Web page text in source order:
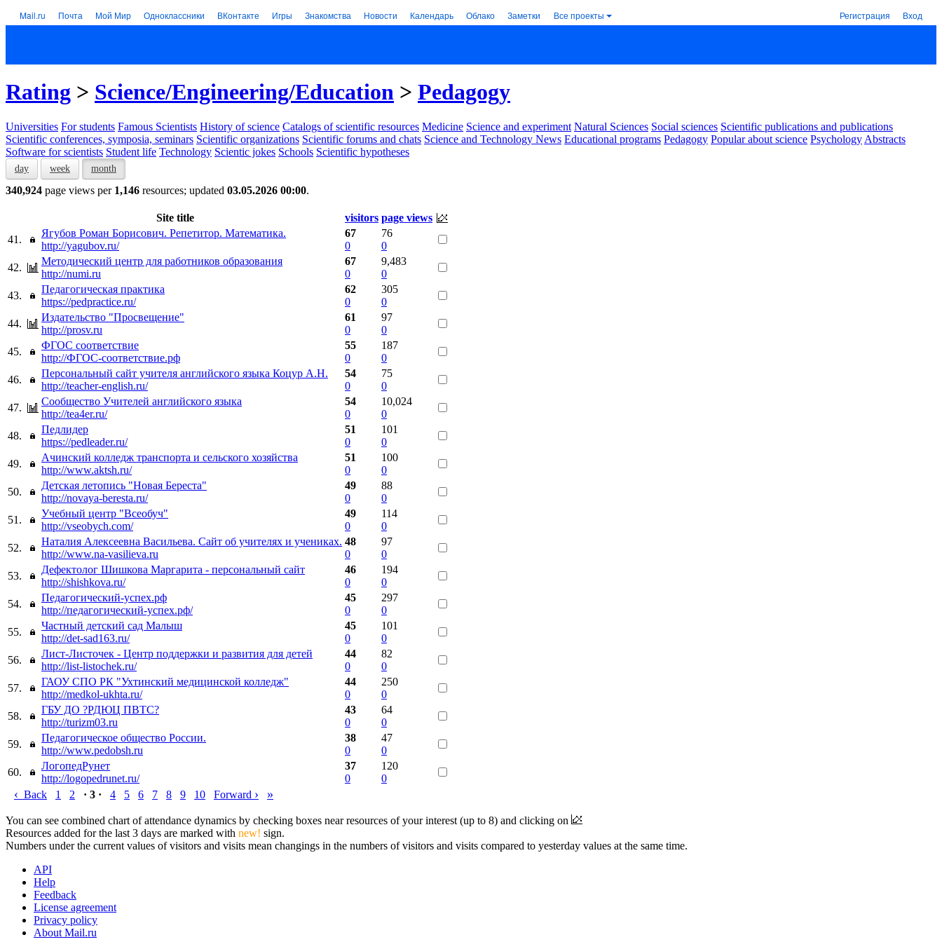
Mail.ru Почта Мой Мир Одноклассники ВКонтакте Игры Знакомства Новости Календарь Облако Заметки Все проекты Регистрация Вход
Rating > Science/Engineering/Education > Pedagogy
Universities For students Famous Scientists History of science Catalogs of scientific resources Medicine Science and experiment Natural Sciences Social sciences Scientific publications and publications
Scientific conferences, symposia, seminars Scientific organizations Scientific forums and chats Science and Technology News Educational programs Pedagogy Popular about science Psychology Abstracts
Software for scientists Student life Technology Scientic jokes Schools Scientific hypotheses
day week month
340,924 page views per 1,146 resources; updated 03.05.2026 00:00.
Site title visitors page views
41.
Ягубов Роман Борисович. Репетитор. Математика.
http://yagubov.ru/
67
0
76
0
42.
Методический центр для работников образования
http://numi.ru
67
0
9,483
0
43.
Педагогическая практика
https://pedpractice.ru/
62
0
305
0
44.
Издательство "Просвещение"
http://prosv.ru
61
0
97
0
45.
ФГОС соответствие
http://ФГОС-соответствие.рф
55
0
187
0
46.
Персональный сайт учителя английского языка Коцур А.Н.
http://teacher-english.ru/
54
0
75
0
47.
Сообщество Учителей английского языка
http://tea4er.ru/
54
0
10,024
0
48.
Педлидер
https://pedleader.ru/
51
0
101
0
49.
Ачинский колледж транспорта и сельского хозяйства
http://www.aktsh.ru/
51
0
100
0
50.
Детская летопись "Новая Береста"
http://novaya-beresta.ru/
49
0
88
0
51.
Учебный центр "Всеобуч"
http://vseobych.com/
49
0
114
0
52.
Наталия Алексеевна Васильева. Сайт об учителях и учениках.
http://www.na-vasilieva.ru
48
0
97
0
53.
Дефектолог Шишкова Маргарита - персональный сайт
http://shishkova.ru/
46
0
194
0
54.
Педагогический-успех.рф
http://педагогический-успех.рф/
45
0
297
0
55.
Частный детский сад Малыш
http://det-sad163.ru/
45
0
101
0
56.
Лист-Листочек - Центр поддержки и развития для детей
http://list-listochek.ru/
44
0
82
0
57.
ГАОУ СПО РК "Ухтинский медицинской колледж"
http://medkol-ukhta.ru/
44
0
250
0
58.
ГБУ ДО ?РДЮЦ ПВТС?
http://turizm03.ru
43
0
64
0
59.
Педагогическое общество России.
http://www.pedobsh.ru
38
0
47
0
60.
ЛогопедРунет
http://logopedrunet.ru/
37
0
120
0
‹ Back 1 2 · 3 · 4 5 6 7 8 9 10 Forward › »
You can see combined chart of attendance dynamics by checking boxes near resources of your interest (up to 8) and clicking on
Resources added for the last 3 days are marked with new! sign.
Numbers under the current values of visitors and visits mean changings in the numbers of visitors and visits compared to yesterday values at the same time.
API
Help
Feedback
License agreement
Privacy policy
About Mail.ru